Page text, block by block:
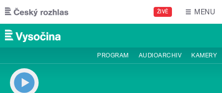
Přejít k hlavnímu obsahu
ŽIVĚ MENU
PROGRAM AUDIOARCHIV KAMERY